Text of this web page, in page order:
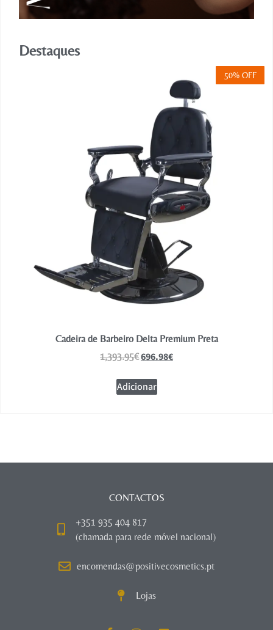
Destaques
50% OFF
Cadeira de Barbeiro Delta Premium Preta
1,393.95€696.98€
Adicionar
CONTACTOS
+351 935 404 817
(chamada para rede móvel nacional)
encomendas@positivecosmetics.pt
Lojas